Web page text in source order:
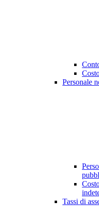
Personale
Tassi di